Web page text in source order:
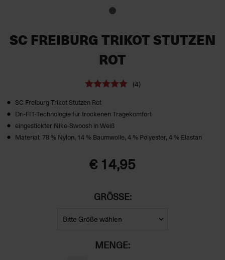
SC FREIBURG TRIKOT STUTZEN
ROT
(4)
SC Freiburg Trikot Stutzen Rot
Dri-FIT-Technologie für trockenen Tragekomfort
eingestickter Nike-Swoosh in Weiß
Material: 78 % Nylon, 14 % Baumwolle, 4 % Polyester, 4 % Elastan
€ 14,95
GRÖSSE:
MENGE: